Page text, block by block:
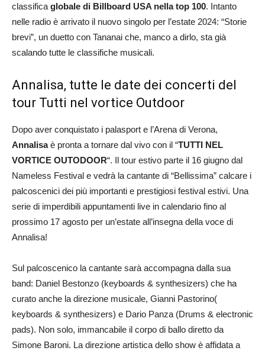
classifica globale di Billboard USA nella top 100. Intanto
nelle radio è arrivato il nuovo singolo per l’estate 2024: “Storie
brevi”, un duetto con Tananai che, manco a dirlo, sta già
scalando tutte le classifiche musicali.
Annalisa, tutte le date dei concerti del
tour Tutti nel vortice Outdoor
Dopo aver conquistato i palasport e l’Arena di Verona,
Annalisaè pronta a tornare dal vivo con il “TUTTI NEL
VORTICE OUTODOOR“. Il tour estivo parte il 16 giugno dal
Nameless Festival e vedrà la cantante di “Bellissima” calcare i
palcoscenici dei più importanti e prestigiosi festival estivi. Una
serie di imperdibili appuntamenti live in calendario fino al
prossimo 17 agosto per un’estate all’insegna della voce di
Annalisa!
Sul palcoscenico la cantante sarà accompagna dalla sua
band: Daniel Bestonzo (keyboards & synthesizers) che ha
curato anche la direzione musicale, Gianni Pastorino(
keyboards & synthesizers) e Dario Panza (Drums & electronic
pads). Non solo, immancabile il corpo di ballo diretto da
Simone Baroni. La direzione artistica dello show è affidata a